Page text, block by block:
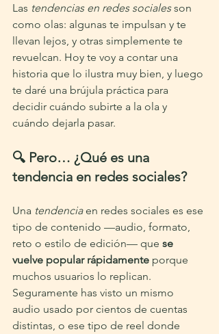
Las tendencias en redes sociales son
como olas: algunas te impulsan y te
llevan lejos, y otras simplemente te
revuelcan. Hoy te voy a contar una
historia que lo ilustra muy bien, y luego
te daré una brújula práctica para
decidir cuándo subirte a la ola y
cuándo dejarla pasar.
🔍 Pero… ¿Qué es una
tendencia en redes sociales?
Una tendencia en redes sociales es ese
tipo de contenido —audio, formato,
reto o estilo de edición— que se
vuelve popular rápidamente porque
muchos usuarios lo replican.
Seguramente has visto un mismo
audio usado por cientos de cuentas
distintas, o ese tipo de reel donde